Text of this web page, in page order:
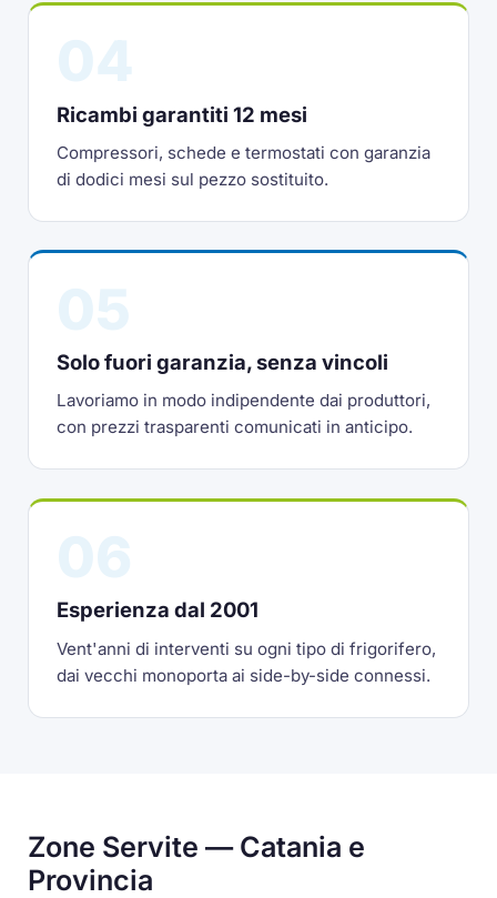
Ricambi garantiti 12 mesi
Compressori, schede e termostati con garanzia
di dodici mesi sul pezzo sostituito.
Solo fuori garanzia, senza vincoli
Lavoriamo in modo indipendente dai produttori,
con prezzi trasparenti comunicati in anticipo.
Esperienza dal 2001
Vent'anni di interventi su ogni tipo di frigorifero,
dai vecchi monoporta ai side-by-side connessi.
Zone Servite — Catania e
Provincia